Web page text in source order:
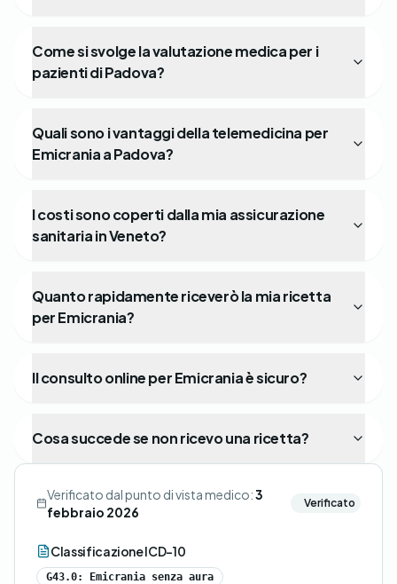
Come si svolge la valutazione medica per i
pazienti di Padova?
Quali sono i vantaggi della telemedicina per
Emicrania a Padova?
I costi sono coperti dalla mia assicurazione
sanitaria in Veneto?
Quanto rapidamente riceverò la mia ricetta
per Emicrania?
Il consulto online per Emicrania è sicuro?
Cosa succede se non ricevo una ricetta?
Verificato dal punto di vista medico:3
febbraio 2026
Verificato
Classificazione ICD-10
G43.0: Emicrania senza aura